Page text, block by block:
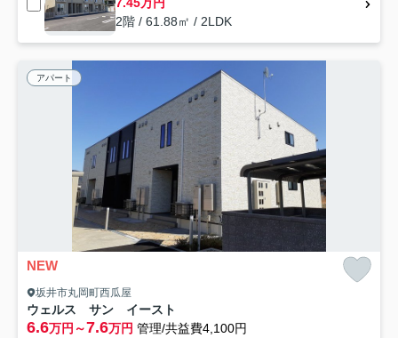
7.45万円
2階 / 61.88㎡ / 2LDK
アパート
NEW
坂井市丸岡町西瓜屋
ウェルス サン イースト
6.6万円～7.6万円 管理/共益費4,100円